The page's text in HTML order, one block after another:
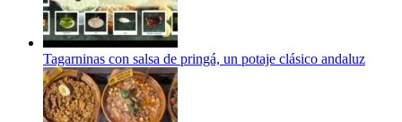
Tagarninas con salsa de pringá, un potaje clásico andaluz